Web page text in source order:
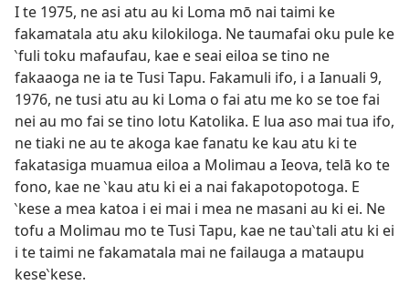
I te 1975, ne asi atu au ki Loma mō nai taimi ke
fakamatala atu aku kilokiloga. Ne taumafai oku pule ke
‵fuli toku mafaufau, kae e seai eiloa se tino ne
fakaaoga ne ia te Tusi Tapu. Fakamuli ifo, i a Ianuali 9,
1976, ne tusi atu au ki Loma o fai atu me ko se toe fai
nei au mo fai se tino lotu Katolika. E lua aso mai tua ifo,
ne tiaki ne au te akoga kae fanatu ke kau atu ki te
fakatasiga muamua eiloa a Molimau a Ieova, telā ko te
fono, kae ne ‵kau atu ki ei a nai fakapotopotoga. E
‵kese a mea katoa i ei mai i mea ne masani au ki ei. Ne
tofu a Molimau mo te Tusi Tapu, kae ne tau‵tali atu ki ei
i te taimi ne fakamatala mai ne failauga a mataupu
kese‵kese.